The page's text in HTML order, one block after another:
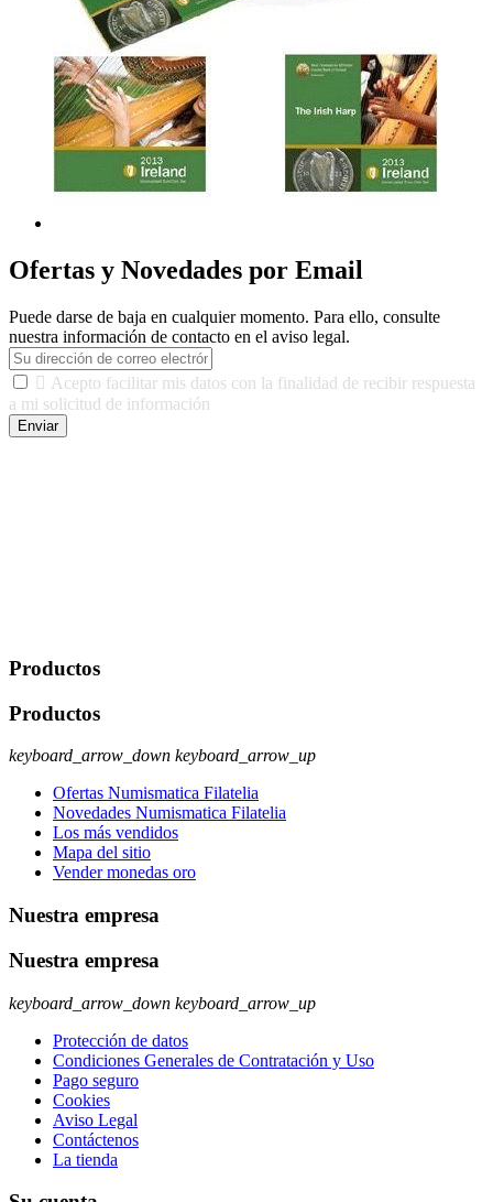
Ofertas y Novedades por Email
Puede darse de baja en cualquier momento. Para ello, consulte
nuestra información de contacto en el aviso legal.
 Acepto facilitar mis datos con la finalidad de recibir respuesta
a mi solicitud de información
Enviar
Productos
Productos
keyboard_arrow_down keyboard_arrow_up
Ofertas Numismatica Filatelia
Novedades Numismatica Filatelia
Los más vendidos
Mapa del sitio
Vender monedas oro
Nuestra empresa
Nuestra empresa
keyboard_arrow_down keyboard_arrow_up
Protección de datos
Condiciones Generales de Contratación y Uso
Pago seguro
Cookies
Aviso Legal
Contáctenos
La tienda